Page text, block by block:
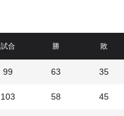
試合 勝 敗
99 63 35
103 58 45